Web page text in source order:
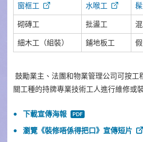
窗框工 水喉工
砌磚工
批盪工
細木工（組裝）
鋪地板工
鼓勵業主、法團和物業管理公司可按工
關工種的持牌專業技術工人進行維修或
下載宣傳海報
瀏覽《裝修唔係得把口》宣傳短片